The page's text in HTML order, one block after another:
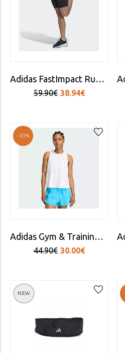
Adidas FastImpact Running Bike Short Tights
59.90€ 38.94€
-33%
Adidas Gym & Training Tech Intensity Tank Women White
44.90€ 30.00€
NEW